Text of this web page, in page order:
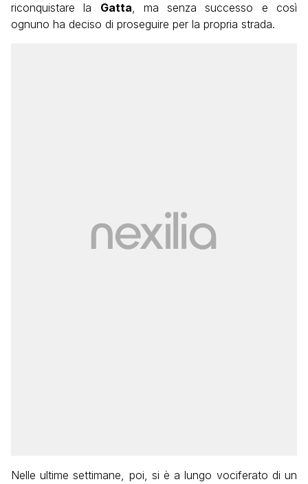
riconquistare la Gatta, ma senza successo e così
ognuno ha deciso di proseguire per la propria strada.
Nelle ultime settimane, poi, si è a lungo vociferato di un